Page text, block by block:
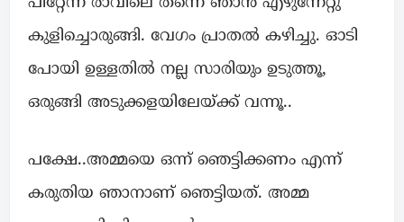
കുളിച്ചൊരുങ്ങി. വേഗം പ്രാതൽ കഴിച്ചു. ഓടി
പോയി ഉള്ളതിൽ നല്ല സാരിയും ഉടുത്തൂ,
ഒരുങ്ങി അടുക്കളയിലേയ്ക്ക് വന്നൂ..
പക്ഷേ..അമ്മയെ ഒന്ന് ഞെട്ടിക്കണം എന്ന്
കരുതിയ ഞാനാണ് ഞെട്ടിയത്. അമ്മ